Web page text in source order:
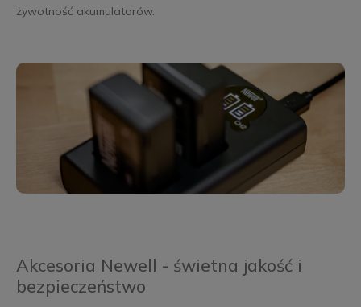
żywotność akumulatorów.
Akcesoria Newell - świetna jakość i
bezpieczeństwo